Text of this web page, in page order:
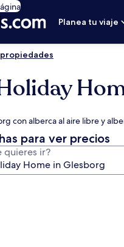
Planea tu viaje
con alberca al aire libre y
para ver precios
quieres ir?